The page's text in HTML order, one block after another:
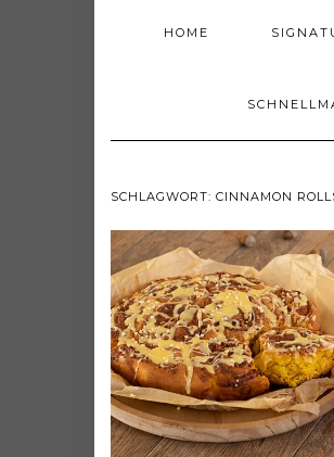
HOME
SCHLAGWORT: CINNAMON